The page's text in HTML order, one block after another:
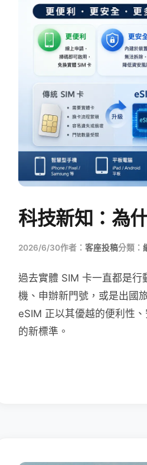
科技新知：為
2026/6/30作者： 客座投稿分類：
過去實體 SIM 卡一直都是行
機、申辦新門號，或是出國
eSIM 正以其優越的便利性
的新標準。